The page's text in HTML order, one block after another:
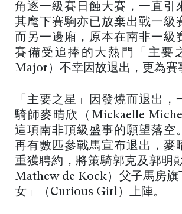
角逐一級賽日蝕大賽，一直引
其麾下賽駒亦已放棄出戰一級
而另一邊廂，原本在南非一級
賽備受追捧的大熱門「主要
Major）不幸因故退出，更為賽
「主要之星」因發燒而退出，
騎師麥晴欣（Mickaelle
這項南非頂級盛事的願望落空
再有數匹參戰馬宣布退出，麥
重獲聘約，將策騎郭克及郭明
Mathew de Kock）父子馬房旗
女」（Curious Girl）上陣。